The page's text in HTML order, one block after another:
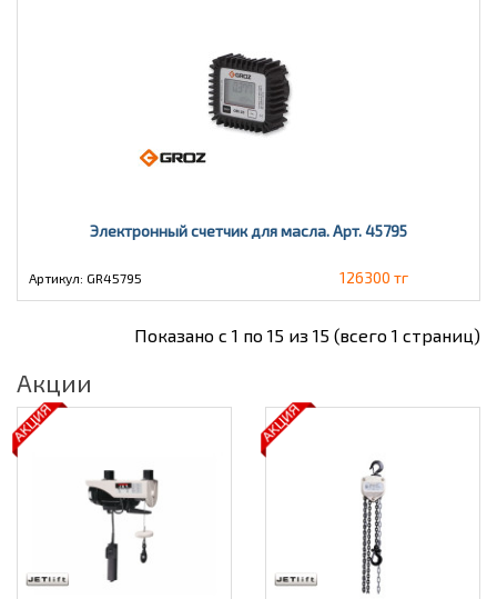
Электронный счетчик для масла. Арт. 45795
Артикул: GR45795 126300 тг
Показано с 1 по 15 из 15 (всего 1 страниц)
Акции